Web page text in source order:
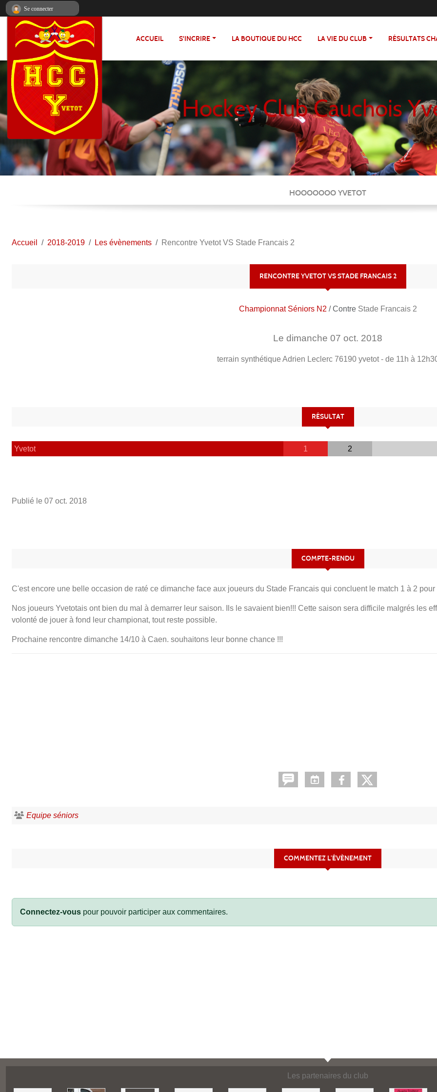
ACCUEIL S'INCRIRE LA BOUTIQUE DU HCC LA VIE DU CLUB RÉSULTATS
Hockey Club Cauchois
HOOOOOOO YVETOT
Accueil 2018-2019 Les évènements Rencontre Yvetot VS Stade Francais 2
RENCONTRE YVETOT VS STADE FRANCAIS 2
Championnat Séniors N2 / Contre Stade Francais 2
Le dimanche 07 oct. 2018
terrain synthétique Adrien Leclerc 76190 yvetot - de 11h à
RÉSULTAT
Yvetot 1 2
Publié le 07 oct. 2018
COMPTE-RENDU
C'est encore une belle occasion de raté ce dimanche face aux joueurs du Stade Francais qui concluent le match 1 à 2 pour
Nos joueurs Yvetotais ont bien du mal à demarrer leur saison. Ils le savaient bien!!! Cette saison sera difficile malgrés les
volonté de jouer à fond leur championat, tout reste possible.
Prochaine rencontre dimanche 14/10 à Caen. souhaitons leur bonne chance !!!
Equipe séniors
COMMENTEZ L’ÉVÈNEMENT
Connectez-vous pour pouvoir participer aux commentaires.
Les partenaires du club
Se connecter
Panneau de gestion des cookies